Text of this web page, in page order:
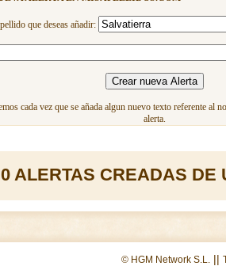
que deseas añadir:
cada vez que se añada algun nuevo texto referente al
alerta.
0 ALERTAS CREADAS DE
© HGM Network S.L. ||